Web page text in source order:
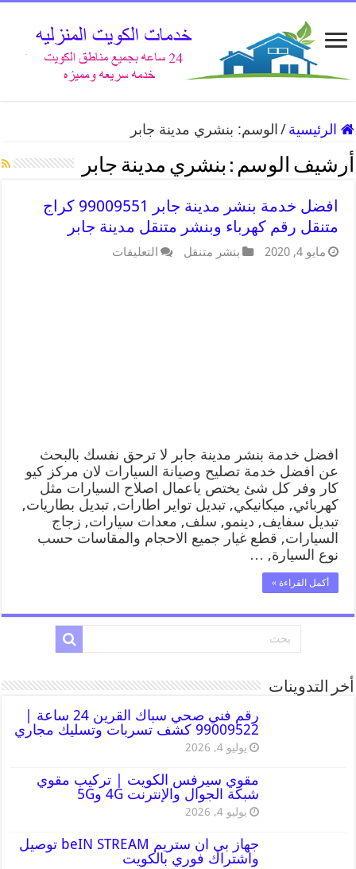
الرئيسية / الوسم: بنشري مدينة جابر
أرشيف الوسم : بنشري مدينة جابر
افضل خدمة بنشر مدينة جابر 99009551 كراج
متنقل رقم كهرباء وبنشر متنقل مدينة جابر
مايو 4, 2020 بنشر متنقل التعليقات
افضل خدمة بنشر مدينة جابر لا ترحق نفسك بالبحث
عن افضل خدمة تصليح وصيانة السيارات لان مركز كيو
كار وفر كل شئ يختص ياعمال اصلاح السيارات مثل
كهربائي, ميكانيكي, تبديل تواير اطارات, تبديل بطاريات,
تبديل سفايف, دينمو, سلف, معدات سيارات, زجاج
السيارات, قطع غيار جميع الاحجام والمقاسات حسب
نوع السيارة, …
أكمل القراءة »
أخر التدوينات
رقم فني صحي سباك القرين 24 ساعة |
99009522 كشف تسربات وتسليك مجاري
يوليو 4, 2026
مقوي سيرفس الكويت | تركيب مقوي
شبكة الجوال والإنترنت 4G و5G
يوليو 4, 2026
جهاز بي ان ستريم beIN STREAM توصيل
واشتراك فوري بالكويت